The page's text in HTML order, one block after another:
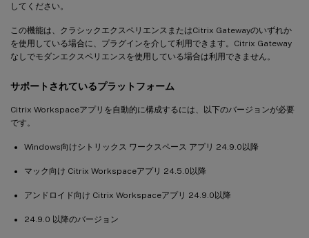
してください。
この機能は、クラシックエクスペリエンスまたはCitrix Gatewayのいずれか
を使用している場合に、プラグインを介して利用できます。Citrix Gateway
なしでモダンエクスペリエンスを使用している場合は利用できません。
サポートされているプラットフォーム
Citrix Workspaceアプリを自動的に構成するには、以下のバージョンが必要
です。
Windows向けシトリックス ワークスペース アプリ 24.9.0以降
マック向け Citrix Workspaceアプリ 24.5.0以降
アンドロイド向け Citrix Workspaceアプリ 24.9.0以降
24.9.0 以降のバージョン